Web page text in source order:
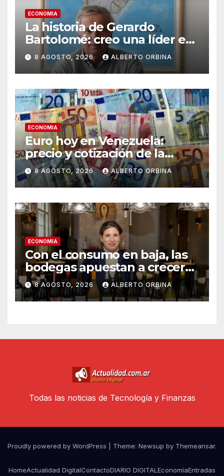
ECONOMIA
La historia de Gerardo
Bartolomé: creo una líder en
semilla en todo el mundo, se
la traspasó a su hijo y sigue
emprendiendo
8 AGOSTO, 2026 ALBERTO ORBINA
ECONOMIA
Euro hoy en Venezuela:
precio y cotización de la
divisa este sábado 8 de
agosto de 2026
8 AGOSTO, 2026 ALBERTO ORBINA
ECONOMIA
Con el consumo en baja, las
bodegas apuestan a crecer
transformando el vino
argentino en una experiencia
gourmet
8 AGOSTO, 2026 ALBERTO ORBINA
Todas las noticias de Tecnología y Finanzas
Proudly powered by WordPress Theme: Newsup by Themeansar.
HomeActualidad DigitalContactoDIARIO DIGITALEconomíaEntradas